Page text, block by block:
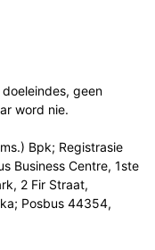
geen
word nie.
Bpk; Registrasie
Business Centre, 1ste
2 Fir Straat,
Posbus 44354,